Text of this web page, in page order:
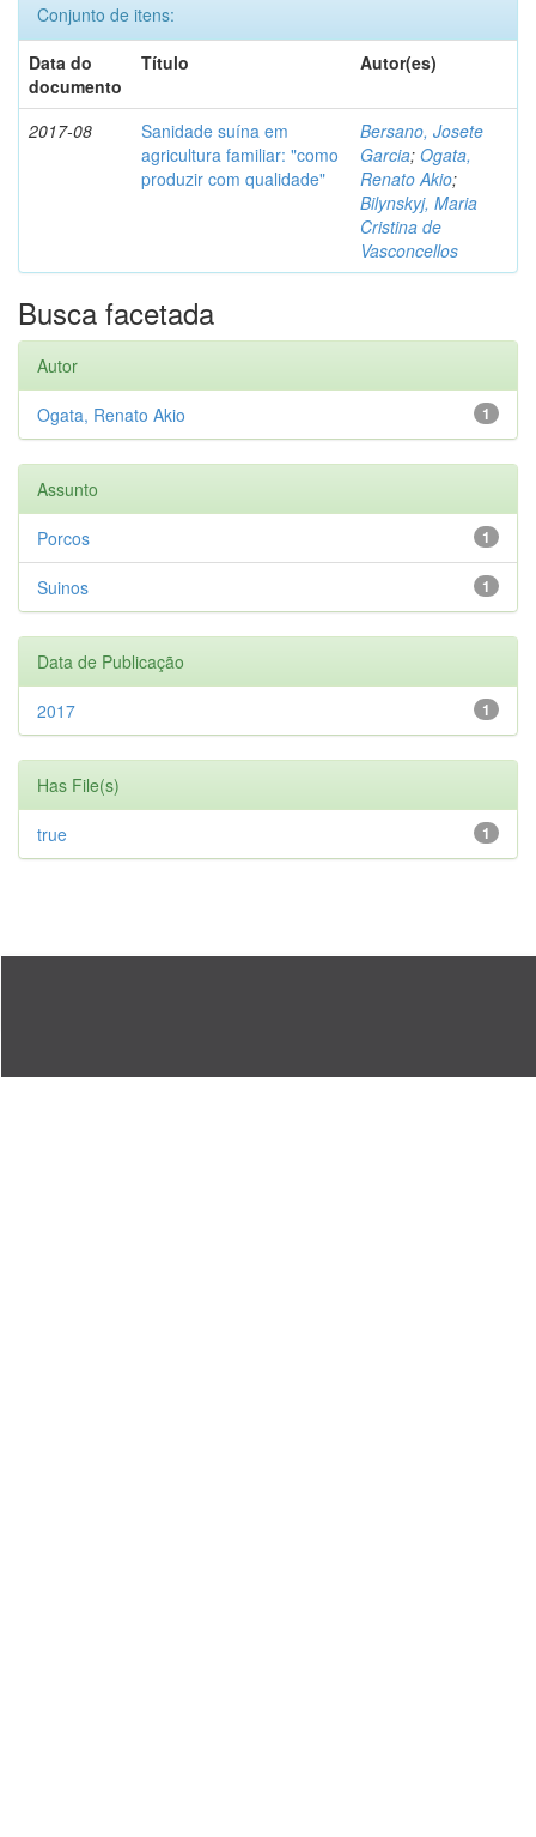
Conjunto de itens:
Data do
documento
Título Autor(es)
2017-08
Sanidade suína em
agricultura familiar: "como
produzir com qualidade"
Bersano, Josete
Garcia; Ogata,
Renato Akio;
Bilynskyj, Maria
Cristina de
Vasconcellos
Busca facetada
Autor
1
Ogata, Renato Akio
Assunto
1
Porcos
1
Suinos
Data de Publicação
1
2017
Has File(s)
1
true